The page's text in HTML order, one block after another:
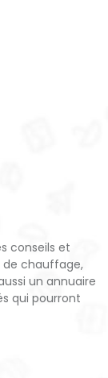
conseils et
chauffage,
un annuaire
qui pourront